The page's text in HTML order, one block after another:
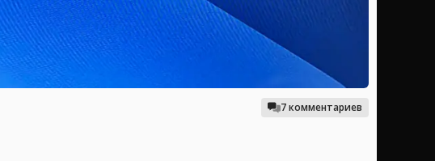
7 комментариев